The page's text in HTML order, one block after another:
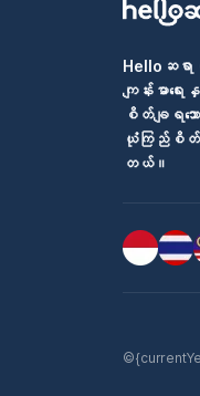
Helloဆရာ
ကျန်းမာရ
စိတ်ချရသေ
ယုံကြည်စိတ်ချ
တယ်။